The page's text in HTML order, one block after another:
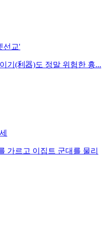
선교'
기(利器)도 정말 위험한 흉...
가르고 이집트 군대를 물리